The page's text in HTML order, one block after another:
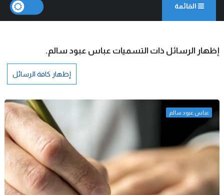
القائمة
‏إظهار الرسائل ذات التسميات عباس عبود سالم.
إظهار كافة الرسائل
عباس عبود سالم